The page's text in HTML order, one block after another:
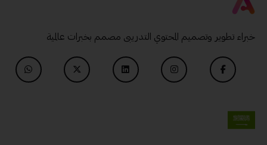
خبراء تطوير وتصميم المحتوي التدريبى مصمم بخبرات عالمية